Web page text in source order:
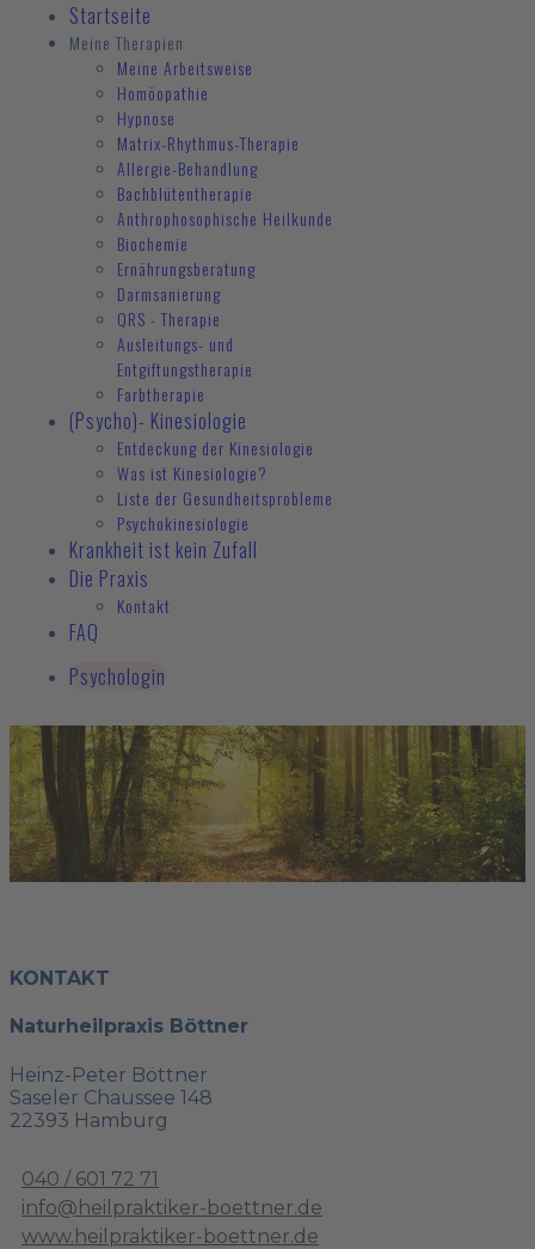
Startseite
Meine Therapien
Meine Arbeitsweise
Homöopathie
Hypnose
Matrix-Rhythmus-Therapie
Allergie-Behandlung
Bachblütentherapie
Anthrophosophische Heilkunde
Biochemie
Ernährungsberatung
Darmsanierung
QRS - Therapie
Ausleitungs- und
Entgiftungstherapie
Farbtherapie
(Psycho)- Kinesiologie
Entdeckung der Kinesiologie
Was ist Kinesiologie?
Liste der Gesundheitsprobleme
Psychokinesiologie
Krankheit ist kein Zufall
Die Praxis
Kontakt
FAQ
Psychologin
KONTAKT
Naturheilpraxis Böttner
Heinz-Peter Böttner
Saseler Chaussee 148
22393 Hamburg
040 / 601 72 71
info@heilpraktiker-boettner.de
www.heilpraktiker-boettner.de